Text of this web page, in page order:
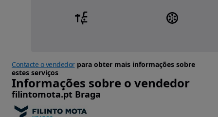
Contacte o vendedorpara obter mais informações sobre
estes serviços
Informações sobre o vendedor
filintomota.pt Braga